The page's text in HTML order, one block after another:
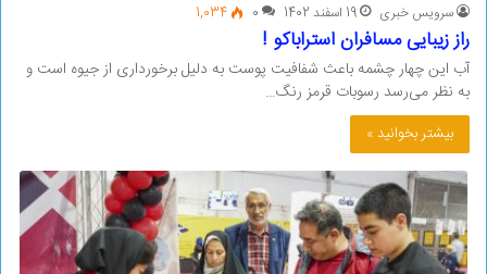
سرویس خبری 19 اسفند 1402 0
1,034
راز زیبایی مسافران استراباکو !
آب این چهار چشمه‌ باعث شفافیت پوست به دلیل برخورداری از جیوه است و
به نظر می‌رسد رسوبات قرمز رنگ…
بیشتر بخوانید »